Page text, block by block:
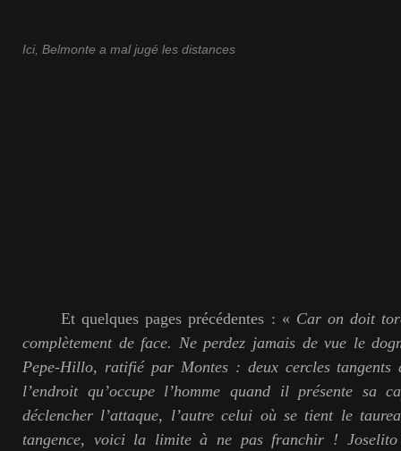
Ici, Belmonte a mal jugé les distances
Et quelques pages précédentes : « Car on doit
complètement de face. Ne perdez jamais de vue le
Pepe-Hillo, ratifié par Montes : deux cercles tangents
l’endroit qu’occupe l’homme quand il présente sa
déclencher l’attaque, l’autre celui où se tient le
tangence, voici la limite à ne pas franchir ! Joselito